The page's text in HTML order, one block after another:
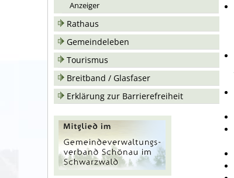
Anzeiger
Rathaus
Gemeindeleben
Tourismus
Breitband / Glasfaser
Erklärung zur Barrierefreiheit